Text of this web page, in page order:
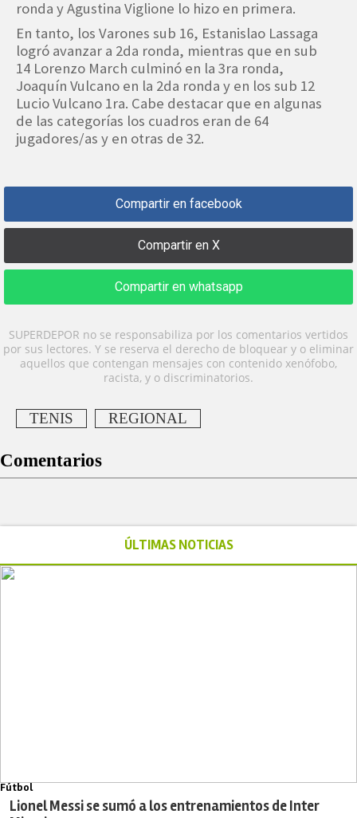
ronda y Agustina Viglione lo hizo en primera.
En tanto, los Varones sub 16, Estanislao Lassaga
logró avanzar a 2da ronda, mientras que en sub
14 Lorenzo March culminó en la 3ra ronda,
Joaquín Vulcano en la 2da ronda y en los sub 12
Lucio Vulcano 1ra. Cabe destacar que en algunas
de las categorías los cuadros eran de 64
jugadores/as y en otras de 32.
Compartir en facebook
Compartir en X
Compartir en whatsapp
SUPERDEPOR no se responsabiliza por los comentarios vertidos
por sus lectores. Y se reserva el derecho de bloquear y o eliminar
aquellos que contengan mensajes con contenido xenófobo,
racista, y o discriminatorios.
TENIS REGIONAL
Comentarios
ÚLTIMAS NOTICIAS
Fútbol
Lionel Messi se sumó a los entrenamientos de Inter